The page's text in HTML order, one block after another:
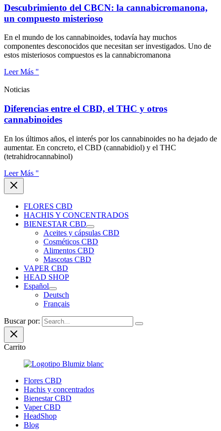
Descubrimiento del CBCN: la cannabicromanona,
un compuesto misterioso
En el mundo de los cannabinoides, todavía hay muchos
componentes desconocidos que necesitan ser investigados. Uno de
estos misteriosos compuestos es la cannabicromanona
Leer Más "
Noticias
Diferencias entre el CBD, el THC y otros
cannabinoides
En los últimos años, el interés por los cannabinoides no ha dejado de
aumentar. En concreto, el CBD (cannabidiol) y el THC
(tetrahidrocannabinol)
Leer Más "
FLORES CBD
HACHIS Y CONCENTRADOS
BIENESTAR CBD
Aceites y cápsulas CBD
Cosméticos CBD
Alimentos CBD
Mascotas CBD
VAPER CBD
HEAD SHOP
Español
Deutsch
Français
Buscar por:
Carrito
Flores CBD
Hachis y concentrados
Bienestar CBD
Vaper CBD
HeadShop
Blog